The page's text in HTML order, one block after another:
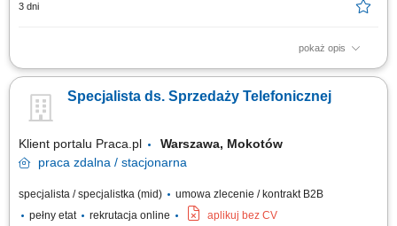
3 dni
pokaż opis
Location: Gdańsk or Warsaw, Poland Contract type: Fixed-term contract (3
responsibilities Provide premium customer care. Support customers with
product-related questions, orders, account inquiries, and general
Specjalista ds. Sprzedaży Telefonicznej
Klient portalu Praca.pl
Warszawa, Mokotów
praca zdalna / stacjonarna
specjalista / specjalistka (mid)
umowa zlecenie / kontrakt B2B
pełny etat
rekrutacja online aplikuj bez CV